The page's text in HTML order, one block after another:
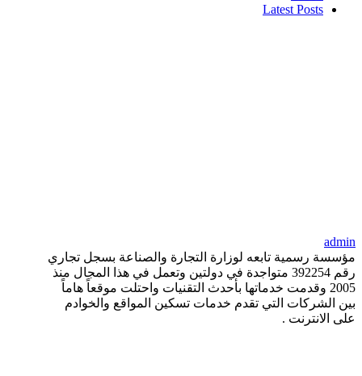
Latest Posts
admin
مؤسسة رسمية تابعه لوزارة التجارة والصناعة بسجل تجاري
رقم 392254 متواجدة في دولتين وتعمل في هذا المجال منذ
2005 وقدمت خدماتها بأحدث التقنيات واحتلت موقعاً هاماً
بين الشركات التي تقدم خدمات تسكين المواقع والخوادم
على الانترنت .